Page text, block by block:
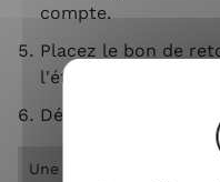
compte.
Placez le bon de
l'étiquette sur
Déposez le colis
Une seule étiquette est